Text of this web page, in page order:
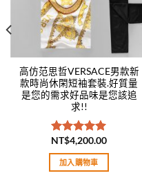
高仿范思哲VERSACE男款新
款時尚休閑短袖套裝.好質量
是您的需求好品味是您該追
求!!
評分5.00
滿分 5
NT$4,200.00
加入購物車